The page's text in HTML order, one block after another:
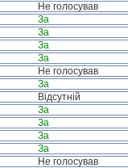
Не голосував
За
За
За
За
Не голосував
За
Відсутній
За
За
За
За
Не голосував